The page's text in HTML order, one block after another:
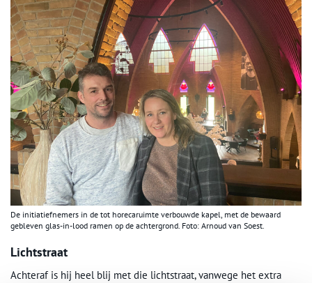
De initiatiefnemers in de tot horecaruimte verbouwde kapel, met de bewaard
gebleven glas-in-lood ramen op de achtergrond. Foto: Arnoud van Soest.
Lichtstraat
Achteraf is hij heel blij met die lichtstraat, vanwege het extra